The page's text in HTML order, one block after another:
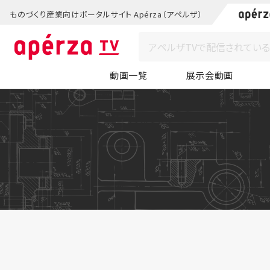
ものづくり産業向けポータルサイト Apérza（アペルザ）
動画一覧 展示会動画